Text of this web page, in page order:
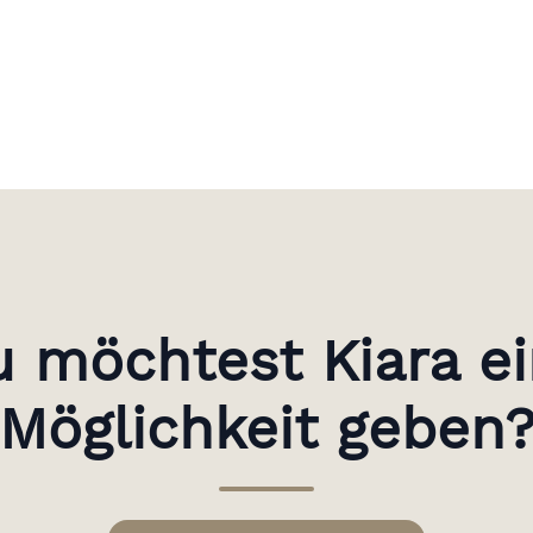
möchtest Kiara